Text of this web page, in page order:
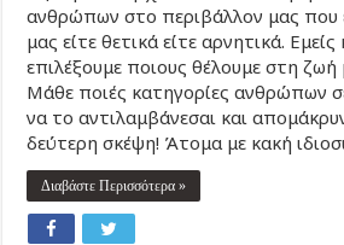
ανθρώπων στο περιβάλλον μας που
μας είτε θετικά είτε αρνητικά.
επιλέξουμε ποιους θέλουμε στη ζωή
Μάθε ποιές κατηγορίες ανθρώπων
να το αντιλαμβάνεσαι και
δεύτερη σκέψη! Άτομα με κακή
Διαβάστε Περισσότερα »